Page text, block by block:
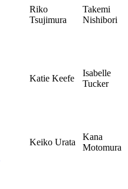
Riko
Tsujimura
Takemi
Nishibori
Katie Keefe
Isabelle
Tucker
Keiko Urata
Kana
Motomura